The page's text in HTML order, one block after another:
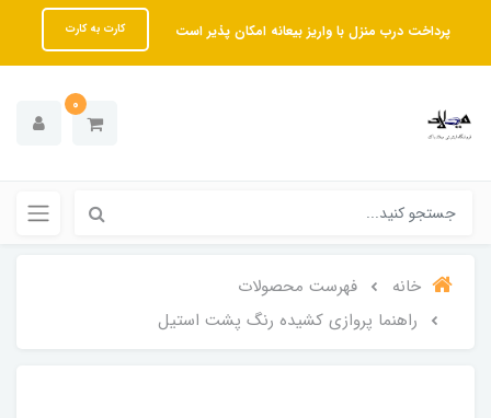
پرداخت درب منزل با واریز بیعانه امکان پذیر است کارت به کارت
0
خانه
فهرست محصولات
راهنما پروازی کشیده رنگ پشت استیل